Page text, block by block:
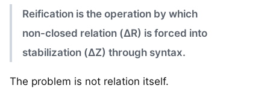
Reification is the operation by which
non-closed relation (ΔR) is forced into
stabilization (ΔZ) through syntax.
The problem is not relation itself.